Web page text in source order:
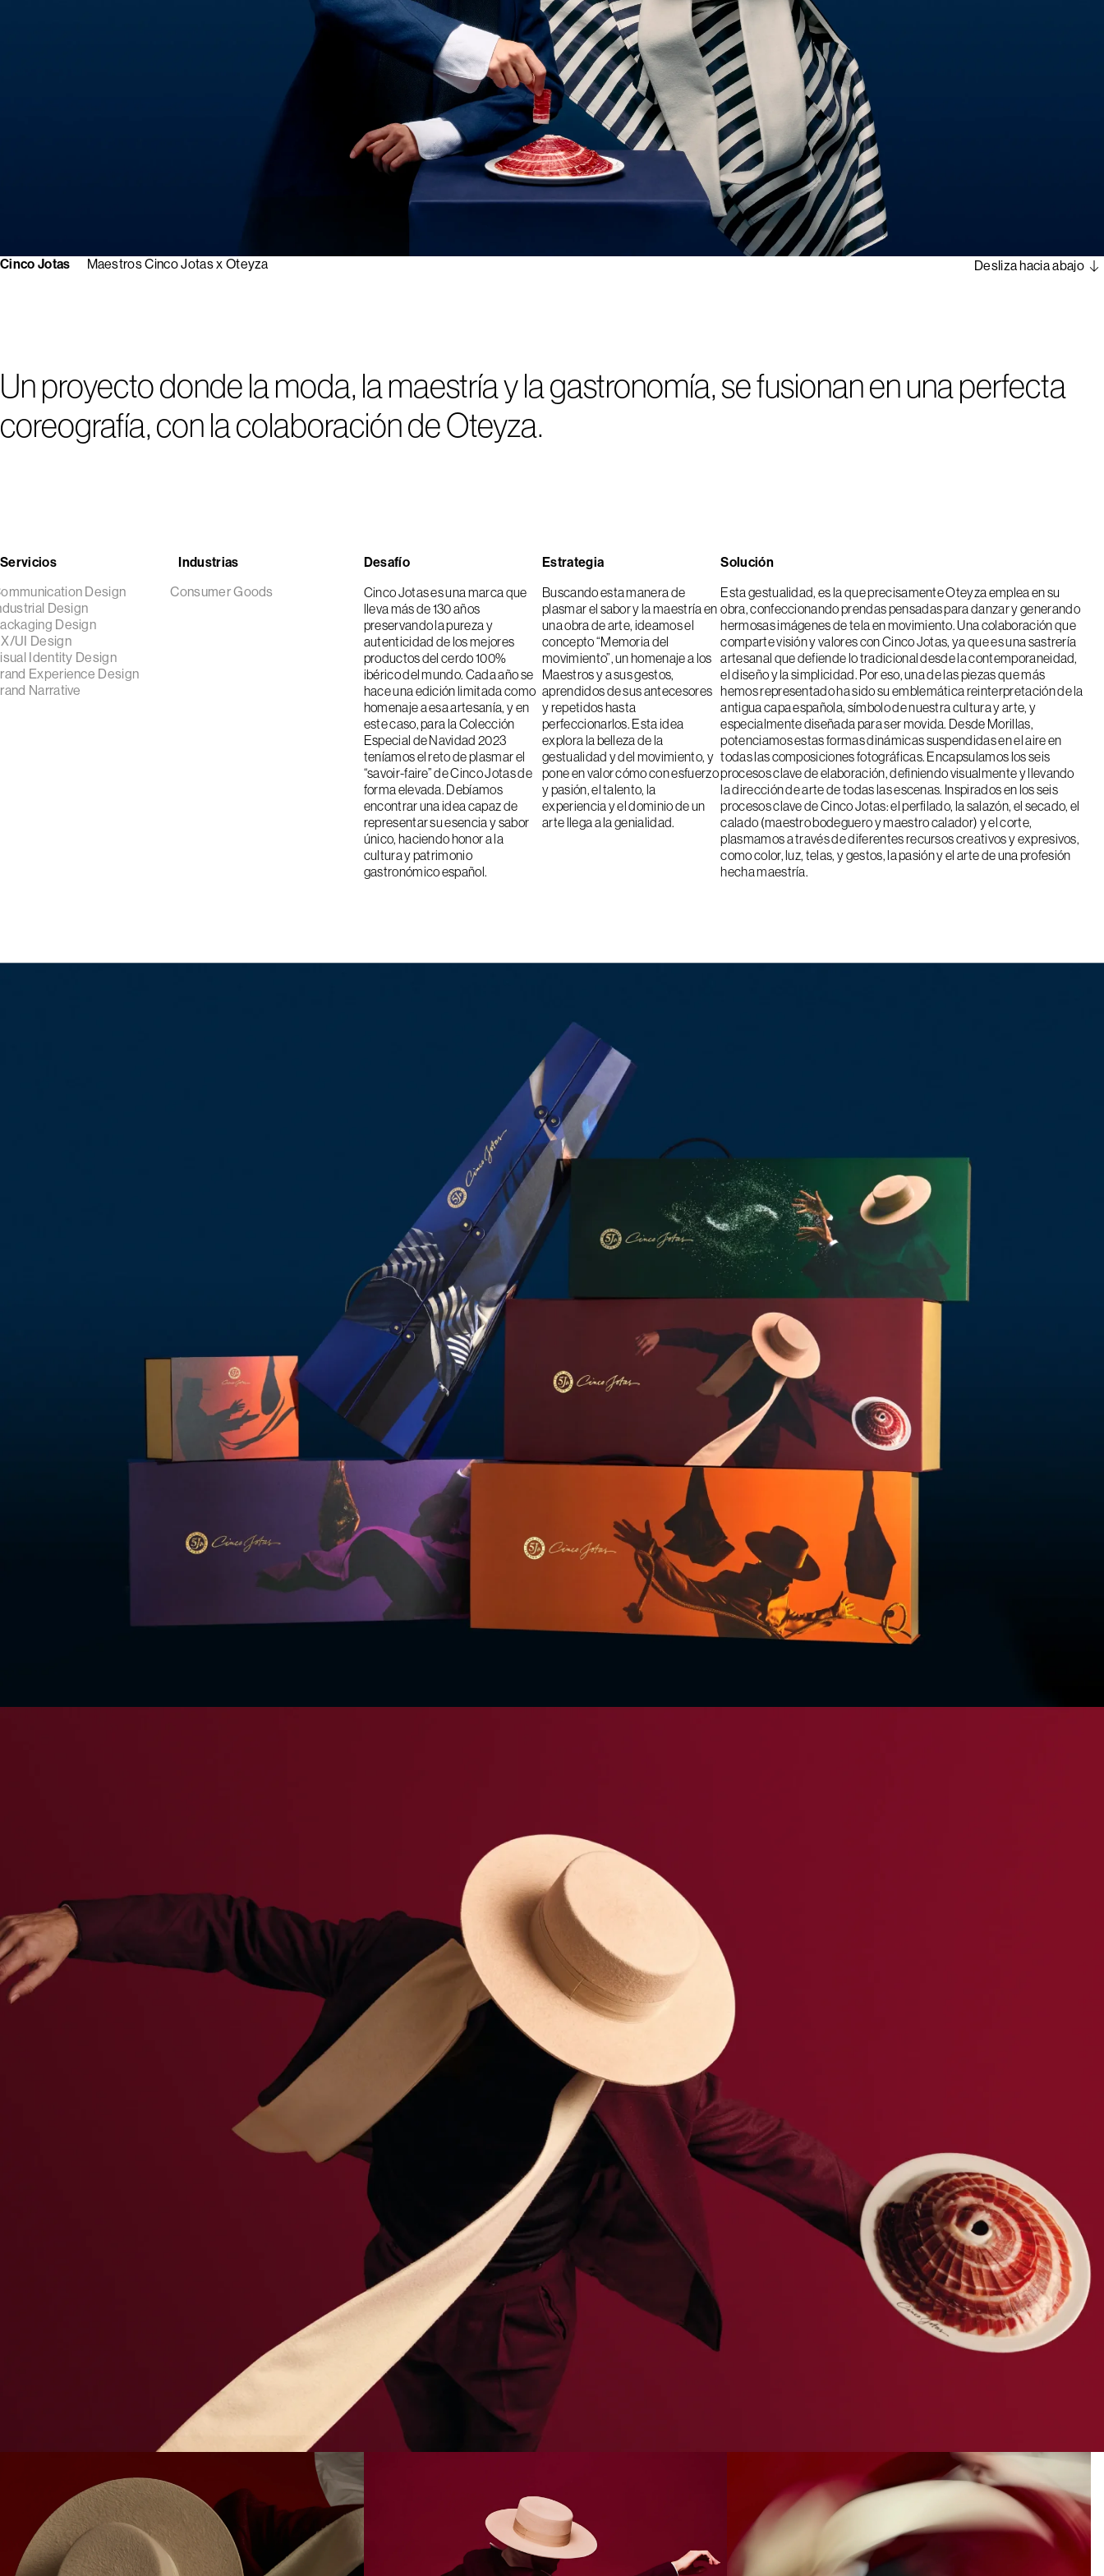
2 3 4 5 6 7 8 9 10 11
Cinco Jotas Maestros Cinco Jotas x Oteyza Desliza hacia abajo
Un proyecto donde la moda, la maestría y la gastronomía, se fusionan en una perfecta
coreografía, con la colaboración de Oteyza.
Servicios
Design
Design
Design
UI Design
Identity Design
Experience Design
Narrative
Industrias
Consumer Goods
Desafío
Cinco Jotas es una marca que
lleva más de 130 años
preservando la pureza y
autenticidad de los mejores
productos del cerdo 100%
ibérico del mundo. Cada año se
hace una edición limitada como
homenaje a esa artesanía, y en
este caso, para la Colección
Especial de Navidad 2023
teníamos el reto de plasmar el
“savoir-faire” de Cinco Jotas de
forma elevada. Debíamos
encontrar una idea capaz de
representar su esencia y sabor
único, haciendo honor a la
cultura y patrimonio
gastronómico español.
Estrategia
Buscando esta manera de
plasmar el sabor y la maestría en
una obra de arte, ideamos el
concepto “Memoria del
movimiento”, un homenaje a los
Maestros y a sus gestos,
aprendidos de sus antecesores
y repetidos hasta
perfeccionarlos. Esta idea
explora la belleza de la
gestualidad y del movimiento, y
pone en valor cómo con esfuerzo
y pasión, el talento, la
experiencia y el dominio de un
arte llega a la genialidad.
Solución
Esta gestualidad, es la que precisamente Oteyza emplea en su
obra, confeccionando prendas pensadas para danzar y generando
hermosas imágenes de tela en movimiento. Una colaboración que
comparte visión y valores con Cinco Jotas, ya que es una sastrería
artesanal que defiende lo tradicional desde la contemporaneidad,
el diseño y la simplicidad. Por eso, una de las piezas que más
hemos representado ha sido su emblemática reinterpretación de la
antigua capa española, símbolo de nuestra cultura y arte, y
especialmente diseñada para ser movida. Desde Morillas,
potenciamos estas formas dinámicas suspendidas en el aire en
todas las composiciones fotográficas. Encapsulamos los seis
procesos clave de elaboración, definiendo visualmente y llevando
la dirección de arte de todas las escenas. Inspirados en los seis
procesos clave de Cinco Jotas: el perfilado, la salazón, el secado, el
calado (maestro bodeguero y maestro calador) y el corte,
plasmamos a través de diferentes recursos creativos y expresivos,
como color, luz, telas, y gestos, la pasión y el arte de una profesión
hecha maestría.